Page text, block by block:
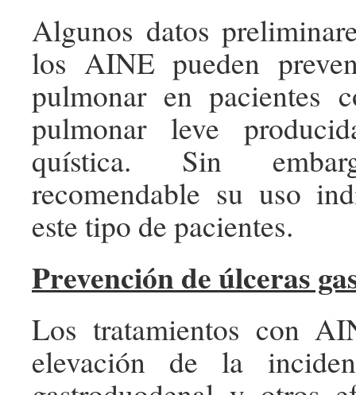
Algunos datos
los AINE pueden
pulmonar en pacientes
pulmonar leve
quística. Sin
recomendable su uso
este tipo de pacientes.
Prevención de úlceras
Los tratamientos con
elevación de la